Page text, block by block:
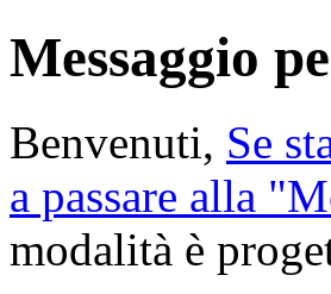
Messaggio
Benvenuti, Se
a passare alla
modalità è